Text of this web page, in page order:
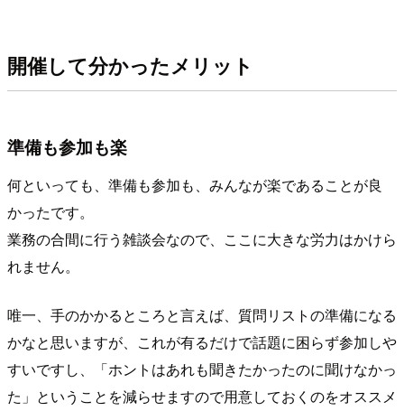
開催して分かったメリット
準備も参加も楽
何といっても、準備も参加も、みんなが楽であることが良
かったです。
業務の合間に行う雑談会なので、ここに大きな労力はかけら
れません。
唯一、手のかかるところと言えば、質問リストの準備になる
かなと思いますが、これが有るだけで話題に困らず参加しや
すいですし、「ホントはあれも聞きたかったのに聞けなかっ
た」ということを減らせますので用意しておくのをオススメ